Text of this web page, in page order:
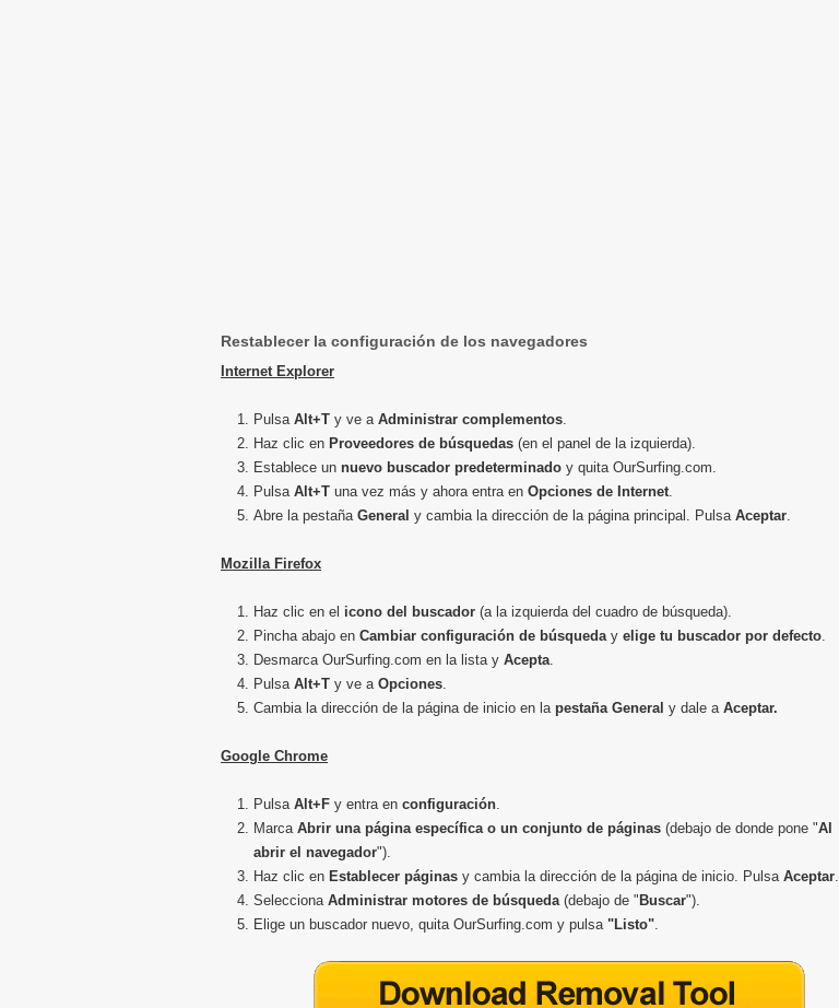
Restablecer la configuración de los navegadores
Internet Explorer
Pulsa Alt+T y ve a Administrar complementos.
Haz clic en Proveedores de búsquedas (en el panel de la izquierda).
Establece un nuevo buscador predeterminado y quita OurSurfing.com.
PulsaAlt+T una vez más y ahora entra en Opciones de Internet.
Abre la pestaña General y cambia la dirección de la página principal. Pulsa Aceptar.
Mozilla Firefox
Haz clic en el icono del buscador (a la izquierda del cuadro de búsqueda).
Pincha abajo en Cambiar configuración de búsqueday elige tu buscador por defecto.
Desmarca OurSurfing.com en la lista y Acepta.
Pulsa Alt+T y ve a Opciones.
Cambia la dirección de la página de inicio en la pestaña General y dale a Aceptar.
Google Chrome
Pulsa Alt+F y entra en configuración.
MarcaAbrir una página específica o un conjunto de páginas (debajo de donde pone "Al
abrir el navegador").
Haz clic en Establecer páginas y cambia la dirección de la página de inicio. Pulsa Aceptar.
Selecciona Administrar motores de búsqueda(debajo de " Buscar").
Elige un buscador nuevo, quita OurSurfing.com y pulsa "Listo".